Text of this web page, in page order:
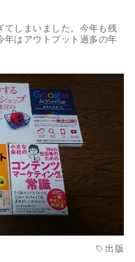
てしまいました。今年も残
はアウトプット過多の年
出版